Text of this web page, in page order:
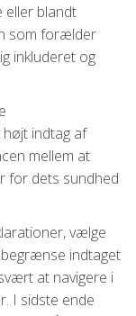
eller blandt
som forælder
inkluderet og
indtag af
mellem at
for dets sundhed
vælge
indtaget
at navigere i
I sidste ende